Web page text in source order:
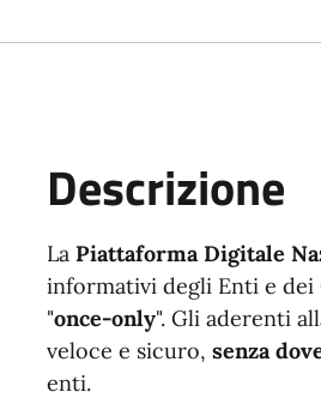
Descrizione
La Piattaforma Digitale
informativi degli Enti e
"once-only". Gli aderenti
veloce e sicuro, senza
enti.